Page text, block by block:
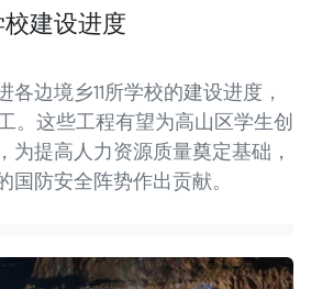
建设进度
边境乡11所学校的建设进度，
。这些工程有望为高山区学生创
为提高人力资源质量奠定基础，
国防安全阵势作出贡献。